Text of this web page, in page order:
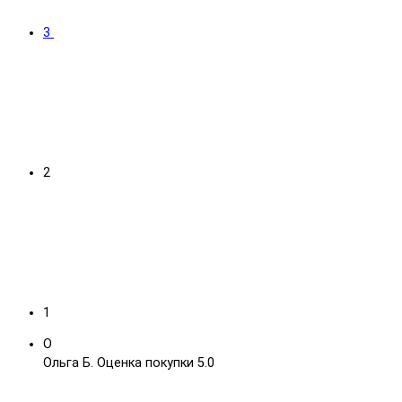
3
2
1
О
Ольга Б. Оценка покупки 5.0